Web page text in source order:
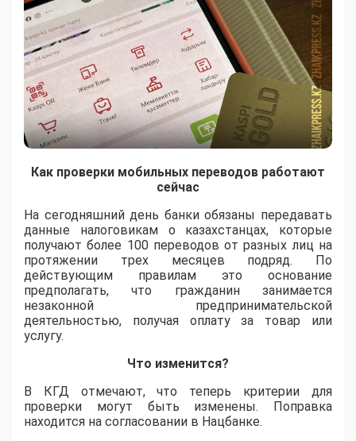
Как проверки мобильных переводов работают
сейчас
На сегодняшний день банки обязаны передавать
данные налоговикам о казахстанцах, которые
получают более 100 переводов от разных лиц на
протяжении трех месяцев подряд. По
действующим правилам это основание
предполагать, что гражданин занимается
незаконной предпринимательской
деятельностью, получая оплату за товар или
услугу.
Что изменится?
В КГД отмечают, что теперь критерии для
проверки могут быть изменены. Поправка
находится на согласовании в Нацбанке.